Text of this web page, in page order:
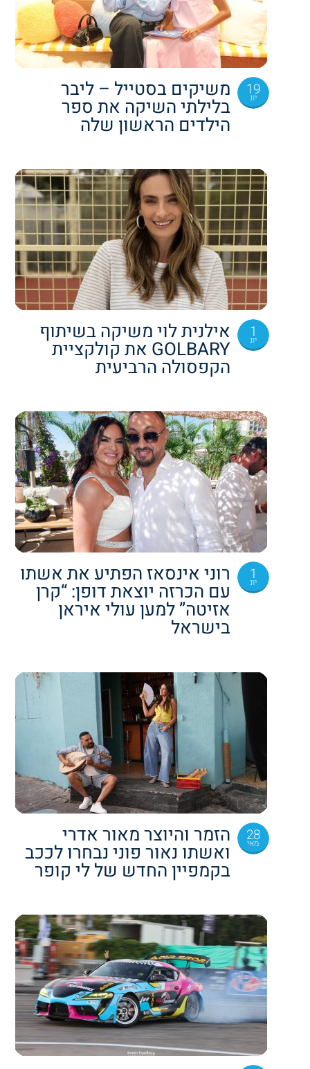
19
יונ משיקים בסטייל – ליבר
בלילתי השיקה את ספר
הילדים הראשון שלה
1
יונ אילנית לוי משיקה בשיתוף
GOLBARY את קולקציית
הקפסולה הרביעית
1
יונ רוני אינסאז הפתיע את אשתו
עם הכרזה יוצאת דופן: “קרן
אזיטה” למען עולי איראן
בישראל
28
מאי הזמר והיוצר מאור אדרי
ואשתו נאור פוני נבחרו לככב
בקמפיין החדש של לי קופר